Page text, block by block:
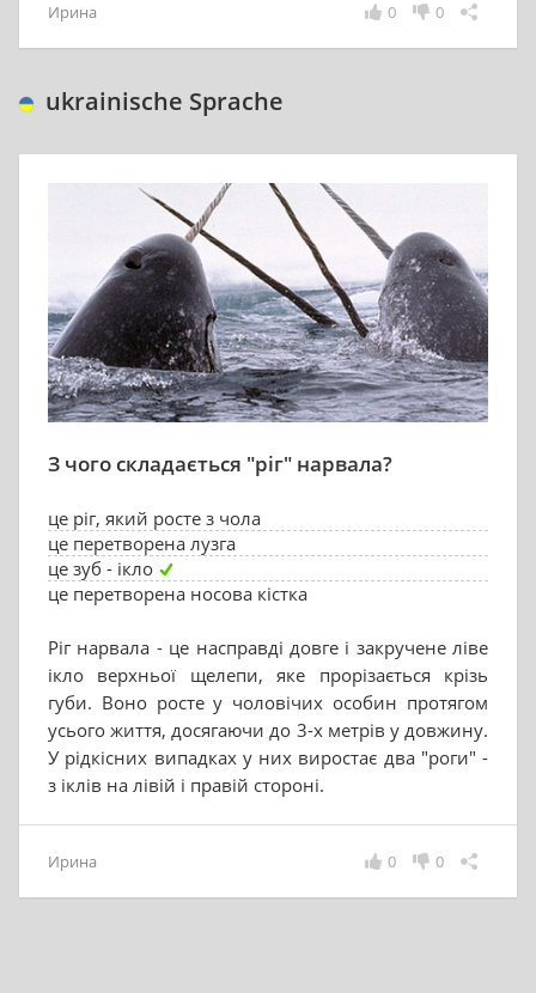
Ирина 0
0
ukrainische Sprache
З чого складається "ріг" нарвала?
це ріг, який росте з чола
це перетворена лузга
це зуб - ікло
це перетворена носова кістка
Ріг нарвала - це насправді довге і закручене ліве
ікло верхньої щелепи, яке прорізається крізь
губи. Воно росте у чоловічих особин протягом
усього життя, досягаючи до 3-х метрів у довжину.
У рідкісних випадках у них виростає два "роги" -
з іклів на лівій і правій стороні.
Ирина 0
0